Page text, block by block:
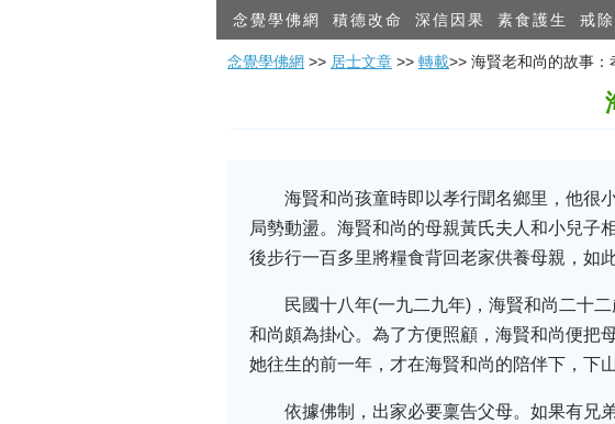
念覺學佛網 積德改命 深信因果 素食護生 戒
念覺學佛網 >> 居士文章 >> 轉載>> 海賢老和尚的故事：
海賢和尚孩童時即以孝行聞名鄉里，他很
局勢動盪。海賢和尚的母親黃氏夫人和小兒子
後步行一百多里將糧食背回老家供養母親，如
民國十八年(一九二九年)，海賢和尚二十
和尚頗為掛心。為了方便照顧，海賢和尚便把
她往生的前一年，才在海賢和尚的陪伴下，下
依據佛制，出家必要稟告父母。如果有兄